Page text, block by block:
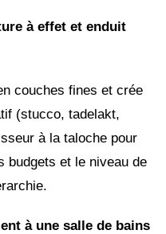
à effet et enduit
couches fines et crée
(stucco, tadelakt,
à la taloche pour
budgets et le niveau de
à une salle de bains